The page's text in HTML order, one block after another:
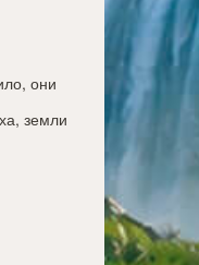
они
земли